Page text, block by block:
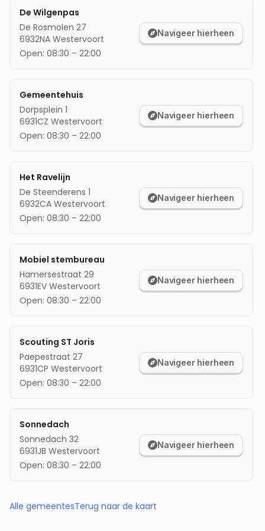
De Wilgenpas
De Rosmolen 27
6932NA Westervoort
Open: 08:30 – 22:00
Navigeer hierheen
Gemeentehuis
Dorpsplein 1
6931CZ Westervoort
Open: 08:30 – 22:00
Navigeer hierheen
Het Ravelijn
De Steenderens 1
6932CA Westervoort
Open: 08:30 – 22:00
Navigeer hierheen
Mobiel stembureau
Hamersestraat 29
6931EV Westervoort
Open: 08:30 – 22:00
Navigeer hierheen
Scouting ST Joris
Paepestraat 27
6931CP Westervoort
Open: 08:30 – 22:00
Navigeer hierheen
Sonnedach
Sonnedach 32
6931JB Westervoort
Open: 08:30 – 22:00
Navigeer hierheen
Alle gemeentesTerug naar de kaart
locatie